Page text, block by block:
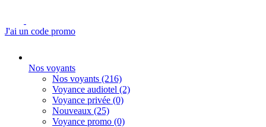
J'ai un code promo
Nos voyants
Nos voyants (216)
Voyance audiotel (2)
Voyance privée (0)
Nouveaux (25)
Voyance promo (0)